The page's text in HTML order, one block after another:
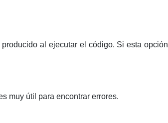
al ejecutar el código. Si esta opción
muy útil para encontrar errores.